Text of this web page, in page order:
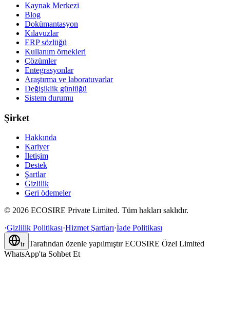
Kaynak Merkezi
Blog
Dokümantasyon
Kılavuzlar
ERP sözlüğü
Kullanım örnekleri
Çözümler
Entegrasyonlar
Araştırma ve laboratuvarlar
Değişiklik günlüğü
Sistem durumu
Şirket
Hakkında
Kariyer
İletişim
Destek
Şartlar
Gizlilik
Geri ödemeler
© 2026 ECOSIRE Private Limited. Tüm hakları saklıdır.
·Gizlilik Politikası·Hizmet Şartları·İade Politikası
tr Tarafından özenle yapılmıştır ECOSIRE Özel Limited
WhatsApp'ta Sohbet Et